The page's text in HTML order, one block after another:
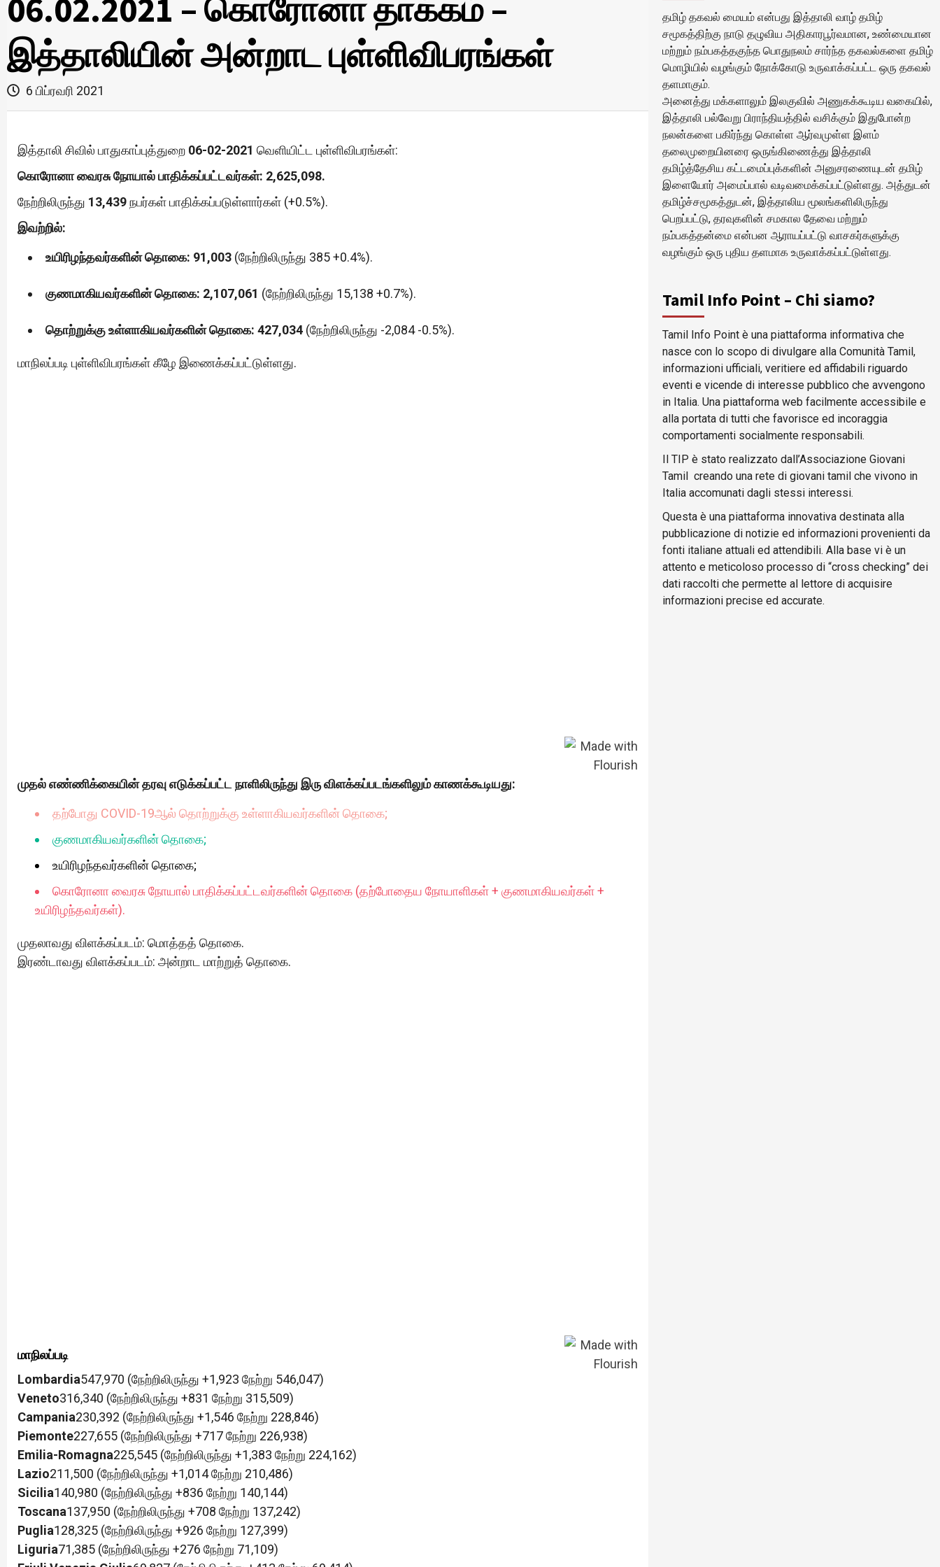
06.02.2021 – கொரோனா தாக்கம் –
இத்தாலியின் அன்றாட புள்ளிவிபரங்கள்
6 பிப்ரவரி 2021
இத்தாலி சிவில் பாதுகாப்புத்துறை 06-02-2021 வெளியிட்ட புள்ளிவிபரங்கள்:
கொரோனா வைரசு நோயால் பாதிக்கப்பட்டவர்கள்: 2,625,098.
நேற்றிலிருந்து 13,439நபர்கள் பாதிக்கப்படுள்ளார்கள் (+0.5%).
இவற்றில்:
உயிரிழந்தவர்களின் தொகை: 91,003 (நேற்றிலிருந்து 385 +0.4%).
குணமாகியவர்களின் தொகை: 2,107,061 (நேற்றிலிருந்து 15,138 +0.7%).
தொற்றுக்கு உள்ளாகியவர்களின் தொகை: 427,034 (நேற்றிலிருந்து -2,084 -0.5%).
மாநிலப்படி புள்ளிவிபரங்கள் கீழே இணைக்கப்பட்டுள்ளது.
முதல் எண்ணிக்கையின் தரவு எடுக்கப்பட்ட நாளிலிருந்து இரு விளக்கப்படங்களிலும் காணக்கூடியது:
தற்போது COVID-19ஆல் தொற்றுக்கு உள்ளாகியவர்களின் தொகை;
குணமாகியவர்களின் தொகை;
உயிரிழந்தவர்களின் தொகை;
கொரோனா வைரசு நோயால் பாதிக்கப்பட்டவர்களின் தொகை (தற்போதைய நோயாளிகள் + குணமாகியவர்கள் +
உயிரிழந்தவர்கள்).
முதலாவது விளக்கப்படம்: மொத்தத் தொகை.
இரண்டாவது விளக்கப்படம்: அன்றாட மாற்றுத் தொகை.
மாநிலப்படி
Lombardia547,970 (நேற்றிலிருந்து +1,923 நேற்று 546,047)
Veneto316,340 (நேற்றிலிருந்து +831 நேற்று 315,509)
Campania230,392 (நேற்றிலிருந்து +1,546 நேற்று 228,846)
Piemonte227,655 (நேற்றிலிருந்து +717 நேற்று 226,938)
Emilia-Romagna225,545 (நேற்றிலிருந்து +1,383 நேற்று 224,162)
Lazio211,500 (நேற்றிலிருந்து +1,014 நேற்று 210,486)
Sicilia140,980 (நேற்றிலிருந்து +836 நேற்று 140,144)
Toscana137,950 (நேற்றிலிருந்து +708 நேற்று 137,242)
Puglia128,325 (நேற்றிலிருந்து +926 நேற்று 127,399)
Liguria71,385 (நேற்றிலிருந்து +276 நேற்று 71,109)
தமிழ் தகவல் மையம் என்பது இத்தாலி வாழ் தமிழ்
சமூகத்திற்கு நாடு தழுவிய அதிகாரபூர்வமான, உண்மையான
மற்றும் நம்பகத்தகுந்த பொதுநலம் சார்ந்த தகவல்களை தமிழ்
மொழியில் வழங்கும் நோக்கோடு உருவாக்கப்பட்ட ஒரு தகவல்
தளமாகும்.
அனைத்து மக்களாலும் இலகுவில் அணுகக்கூடிய வகையில்,
இத்தாலி பல்வேறு பிராந்தியத்தில் வசிக்கும் இதுபோன்ற
நலன்களை பகிர்ந்து கொள்ள ஆர்வமுள்ள இளம்
தலைமுறையினரை ஒருங்கிணைத்து இத்தாலி
தமிழ்த்தேசிய கட்டமைப்புக்களின் அனுசரணையுடன் தமிழ்
இளையோர் அமைப்பால் வடிவமைக்கப்பட்டுள்ளது. அத்துடன்
தமிழ்ச்சமூகத்துடன், இத்தாலிய மூலங்களிலிருந்து
பெறப்பட்டு, தரவுகளின் சமகால தேவை மற்றும்
நம்பகத்தன்மை என்பன ஆராயப்பட்டு வாசகர்களுக்கு
வழங்கும் ஒரு புதிய தளமாக உருவாக்கப்பட்டுள்ளது.
Tamil Info Point – Chi siamo?
Tamil Info Point è una piattaforma informativa che
nasce con lo scopo di divulgare alla Comunità Tamil,
informazioni ufficiali, veritiere ed affidabili riguardo
eventi e vicende di interesse pubblico che avvengono
in Italia. Una piattaforma web facilmente accessibile e
alla portata di tutti che favorisce ed incoraggia
comportamenti socialmente responsabili.
Il TIP è stato realizzato dall’Associazione Giovani
Tamil creando una rete di giovani tamil che vivono in
Italia accomunati dagli stessi interessi.
Questa è una piattaforma innovativa destinata alla
pubblicazione di notizie ed informazioni provenienti da
fonti italiane attuali ed attendibili. Alla base vi è un
attento e meticoloso processo di “cross checking” dei
dati raccolti che permette al lettore di acquisire
informazioni precise ed accurate.